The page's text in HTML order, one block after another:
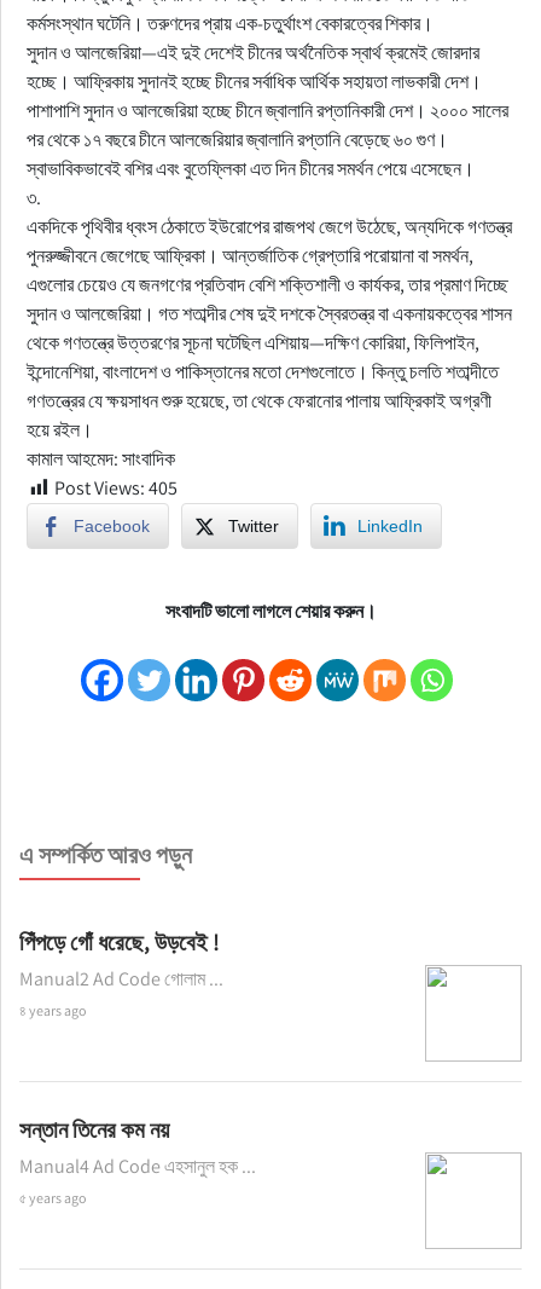
কর্মসংস্থান ঘটেনি। তরুণদের প্রায় এক-চতুর্থাংশ বেকারত্বের শিকার।
সুদান ও আলজেরিয়া—এই দুই দেশেই চীনের অর্থনৈতিক স্বার্থ ক্রমেই জোরদার
হচ্ছে। আফ্রিকায় সুদানই হচ্ছে চীনের সর্বাধিক আর্থিক সহায়তা লাভকারী দেশ।
পাশাপাশি সুদান ও আলজেরিয়া হচ্ছে চীনে জ্বালানি রপ্তানিকারী দেশ। ২০০০ সালের
পর থেকে ১৭ বছরে চীনে আলজেরিয়ার জ্বালানি রপ্তানি বেড়েছে ৬০ গুণ।
স্বাভাবিকভাবেই বশির এবং বুতেফ্লিকা এত দিন চীনের সমর্থন পেয়ে এসেছেন।
৩.
একদিকে পৃথিবীর ধ্বংস ঠেকাতে ইউরোপের রাজপথ জেগে উঠেছে, অন্যদিকে গণতন্ত্র
পুনরুজ্জীবনে জেগেছে আফ্রিকা। আন্তর্জাতিক গ্রেপ্তারি পরোয়ানা বা সমর্থন,
এগুলোর চেয়েও যে জনগণের প্রতিবাদ বেশি শক্তিশালী ও কার্যকর, তার প্রমাণ দিচ্ছে
সুদান ও আলজেরিয়া। গত শতাব্দীর শেষ দুই দশকে স্বৈরতন্ত্র বা একনায়কত্বের শাসন
থেকে গণতন্ত্রে উত্তরণের সূচনা ঘটেছিল এশিয়ায়—দক্ষিণ কোরিয়া, ফিলিপাইন,
ইন্দোনেশিয়া, বাংলাদেশ ও পাকিস্তানের মতো দেশগুলোতে। কিন্তু চলতি শতাব্দীতে
গণতন্ত্রের যে ক্ষয়সাধন শুরু হয়েছে, তা থেকে ফেরানোর পালায় আফ্রিকাই অগ্রণী
হয়ে রইল।
কামাল আহমেদ: সাংবাদিক
Post Views:405
Facebook Twitter LinkedIn
সংবাদটি ভালো লাগলে শেয়ার করুন।
এ সম্পর্কিত আরও পড়ুন
পিঁপড়ে গোঁ ধরেছে, উড়বেই !
Manual2 Ad Code গোলাম ...
৪ years ago
সন্তান তিনের কম নয়
Manual4 Ad Code এহসানুল হক ...
৫ years ago